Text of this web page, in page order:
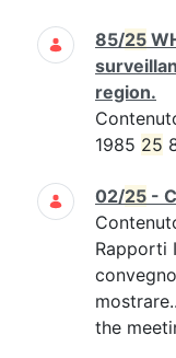
85/25
region.
1985 25
02/25 -
Rapporti
the